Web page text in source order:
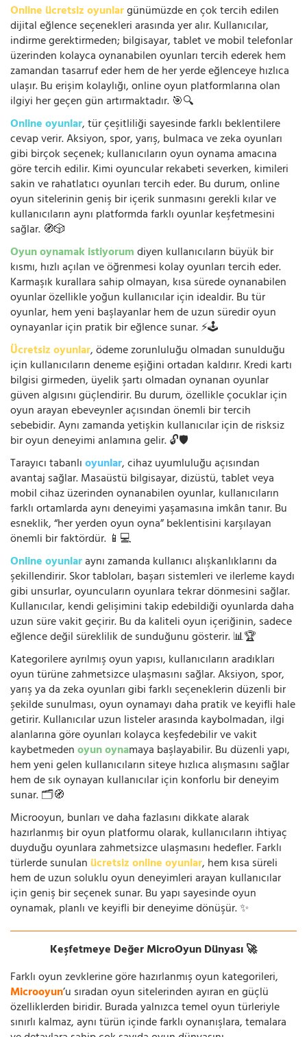
Online ücretsiz oyunlargünümüzde en çok tercih edilen
dijital eğlence seçenekleri arasında yer alır. Kullanıcılar,
indirme gerektirmeden; bilgisayar, tablet ve mobil telefonlar
üzerinden kolayca oynanabilen oyunları tercih ederek hem
zamandan tasarruf eder hem de her yerde eğlenceye hızlıca
ulaşır. Bu erişim kolaylığı, online oyun platformlarına olan
ilgiyi her geçen gün artırmaktadır. 🎯🔍
Online oyunlar, tür çeşitliliği sayesinde farklı beklentilere
cevap verir. Aksiyon, spor, yarış, bulmaca ve zeka oyunları
gibi birçok seçenek; kullanıcıların oyun oynama amacına
göre tercih edilir. Kimi oyuncular rekabeti severken, kimileri
sakin ve rahatlatıcı oyunları tercih eder. Bu durum, online
oyun sitelerinin geniş bir içerik sunmasını gerekli kılar ve
kullanıcıların aynı platformda farklı oyunlar keşfetmesini
sağlar. 🧭🎲
Oyun oynamak istiyorumdiyen kullanıcıların büyük bir
kısmı, hızlı açılan ve öğrenmesi kolay oyunları tercih eder.
Karmaşık kurallara sahip olmayan, kısa sürede oynanabilen
oyunlar özellikle yoğun kullanıcılar için idealdir. Bu tür
oyunlar, hem yeni başlayanlar hem de uzun süredir oyun
oynayanlar için pratik bir eğlence sunar. ⚡🕹️
Ücretsiz oyunlar, ödeme zorunluluğu olmadan sunulduğu
için kullanıcıların deneme eşiğini ortadan kaldırır. Kredi kartı
bilgisi girmeden, üyelik şartı olmadan oynanan oyunlar
güven algısını güçlendirir. Bu durum, özellikle çocuklar için
oyun arayan ebeveynler açısından önemli bir tercih
sebebidir. Aynı zamanda yetişkin kullanıcılar için de risksiz
bir oyun deneyimi anlamına gelir. 🔓🛡️
Tarayıcı tabanlıoyunlar, cihaz uyumluluğu açısından
avantaj sağlar. Masaüstü bilgisayar, dizüstü, tablet veya
mobil cihaz üzerinden oynanabilen oyunlar, kullanıcıların
farklı ortamlarda aynı deneyimi yaşamasına imkân tanır. Bu
esneklik, “her yerden oyun oyna” beklentisini karşılayan
önemli bir faktördür. 📱💻
Online oyunlaraynı zamanda kullanıcı alışkanlıklarını da
şekillendirir. Skor tabloları, başarı sistemleri ve ilerleme kaydı
gibi unsurlar, oyuncuların oyunlara tekrar dönmesini sağlar.
Kullanıcılar, kendi gelişimini takip edebildiği oyunlarda daha
uzun süre vakit geçirir. Bu da kaliteli oyun içeriğinin, sadece
eğlence değil süreklilik de sunduğunu gösterir. 📊🏆
Kategorilere ayrılmış oyun yapısı, kullanıcıların aradıkları
oyun türüne zahmetsizce ulaşmasını sağlar. Aksiyon, spor,
yarış ya da zeka oyunları gibi farklı seçeneklerin düzenli bir
şekilde sunulması, oyun oynamayı daha pratik ve keyifli hale
getirir. Kullanıcılar uzun listeler arasında kaybolmadan, ilgi
alanlarına göre oyunları kolayca keşfedebilir ve vakit
kaybetmedenoyun oynamaya başlayabilir. Bu düzenli yapı,
hem yeni gelen kullanıcıların siteye hızlıca alışmasını sağlar
hem de sık oynayan kullanıcılar için konforlu bir deneyim
sunar. 🗂️🧭
Microoyun, bunları ve daha fazlasını dikkate alarak
hazırlanmış bir oyun platformu olarak, kullanıcıların ihtiyaç
duyduğu oyunlara zahmetsizce ulaşmasını hedefler. Farklı
türlerde sunulan ücretsiz online oyunlar, hem kısa süreli
hem de uzun soluklu oyun deneyimleri arayan kullanıcılar
için geniş bir seçenek sunar. Bu yapı sayesinde oyun
oynamak, planlı ve keyifli bir deneyime dönüşür. ✨
Keşfetmeye Değer MicroOyun Dünyası 🚀
Farklı oyun zevklerine göre hazırlanmış oyun kategorileri,
Microoyun’u sıradan oyun sitelerinden ayıran en güçlü
özelliklerden biridir. Burada yalnızca temel oyun türleriyle
sınırlı kalmaz, aynı türün içinde farklı oynanışlara, temalara